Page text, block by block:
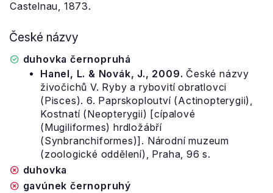
Castelnau, 1873.
České názvy
duhovka černopruhá
Hanel, L. & Novák, J., 2009. České názvy
živočichů V. Ryby a rybovití obratlovci
(Pisces). 6. Paprskoploutví (Actinopterygii),
Kostnatí (Neopterygii) [cípalové
(Mugiliformes) hrdložábří
(Synbranchiformes)]. Národní muzeum
(zoologické oddělení), Praha, 96 s.
duhovka
gavúnek černopruhý